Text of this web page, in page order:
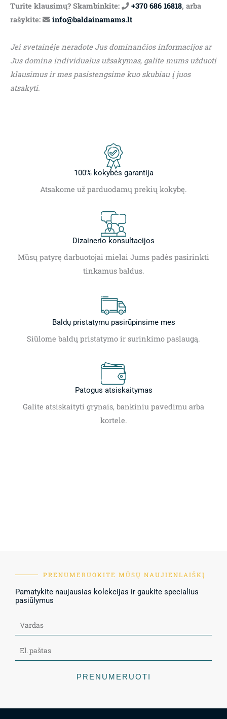
Turite klausimų? Skambinkite: +370 686 16818, arba
rašykite:
info@baldainamams.lt
Jei svetainėje neradote Jus dominančios informacijos ar
Jus domina individualus užsakymas, galite mums užduoti
klausimus ir mes pasistengsime kuo skubiau į juos
atsakyti.
100% kokybės garantija
Atsakome už parduodamų prekių kokybę.
Dizainerio konsultacijos
Mūsų patyrę darbuotojai mielai Jums padės pasirinkti
tinkamus baldus.
Baldų pristatymu pasirūpinsime mes
Siūlome baldų pristatymo ir surinkimo paslaugą.
Patogus atsiskaitymas
Galite atsiskaityti grynais, bankiniu pavedimu arba
kortele.
PRENUMERUOKITE MŪSŲ NAUJIENLAIŠKĮ
Pamatykite naujausias kolekcijas ir gaukite specialius
pasiūlymus
PRENUMERUOTI